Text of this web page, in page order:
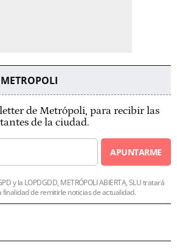
de Metrópoli, para recibir las
de la ciudad.
APUNTARME
y la LOPDGDD, METRÓPOLI ABIERTA, SLU tratará
finalidad de remitirle noticias de actualidad.